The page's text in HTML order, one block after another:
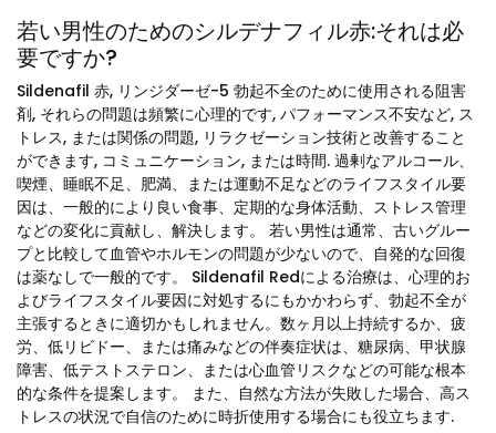
若い男性のためのシルデナフィル赤:それは必
要ですか?
Sildenafil 赤, リンジダーゼ-5 勃起不全のために使用される阻害
剤, それらの問題は頻繁に心理的です, パフォーマンス不安など, ス
トレス, または関係の問題, リラクゼーション技術と改善すること
ができます, コミュニケーション, または時間. 過剰なアルコール、
喫煙、睡眠不足、肥満、または運動不足などのライフスタイル要
因は、一般的により良い食事、定期的な身体活動、ストレス管理
などの変化に貢献し、解決します。 若い男性は通常、古いグルー
プと比較して血管やホルモンの問題が少ないので、自発的な回復
は薬なしで一般的です。 Sildenafil Redによる治療は、心理的お
よびライフスタイル要因に対処するにもかかわらず、勃起不全が
主張するときに適切かもしれません。数ヶ月以上持続するか、疲
労、低リビドー、または痛みなどの伴奏症状は、糖尿病、甲状腺
障害、低テストステロン、または心血管リスクなどの可能な根本
的な条件を提案します。 また、自然な方法が失敗した場合、高ス
トレスの状況で自信のために時折使用する場合にも役立ちます.